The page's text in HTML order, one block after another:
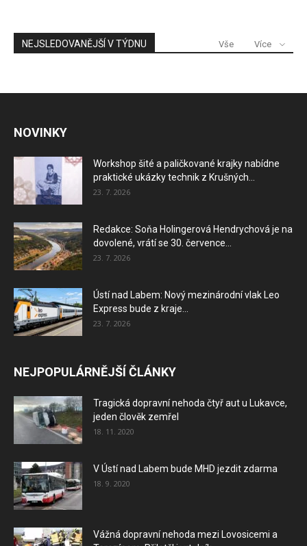
NEJSLEDOVANĚJŠÍ V TÝDNU Vše Více
NOVINKY
Workshop šité a paličkované krajky nabídne
praktické ukázky technik z Krušných...
23. 7. 2026
Redakce: Soňa Holingerová Hendrychová je na
dovolené, vrátí se 30. července...
23. 7. 2026
Ústí nad Labem: Nový mezinárodní vlak Leo
Express bude z kraje...
23. 7. 2026
NEJPOPULÁRNĚJŠÍ ČLÁNKY
Tragická dopravní nehoda čtyř aut u Lukavce,
jeden člověk zemřel
18. 11. 2020
V Ústí nad Labem bude MHD jezdit zdarma
18. 9. 2020
Vážná dopravní nehoda mezi Lovosicemi a